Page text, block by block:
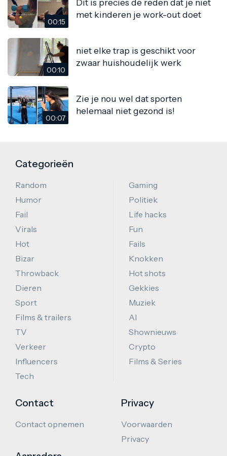
00:15
Dit is precies de reden dat je niet
met kinderen je work-out doet
00:10
niet elke trap is geschikt voor
zwaar huishoudelijk werk
00:07
Zie je nou wel dat sporten
helemaal niet gezond is!
Categorieën
Random
Humor
Fail
Virals
Hot
Bizar
Throwback
Dieren
Sport
Films & trailers
TV
Verkeer
Influencers
Tech
Gaming
Politiek
Life hacks
Fun
Fails
Knokken
Hot shots
Gekkies
Muziek
AI
Shownieuws
Crypto
Films & Series
Contact
Contact opnemen
Privacy
Voorwaarden
Privacy